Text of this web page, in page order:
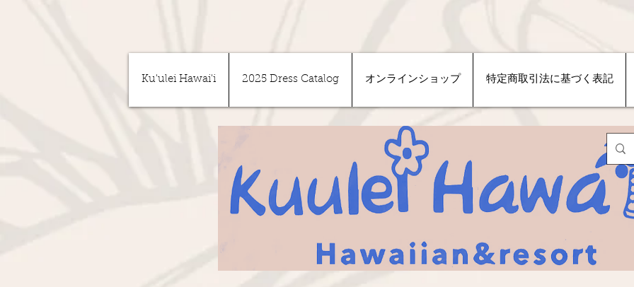
Ku'ulei Hawai'i 2025 Dress Catalog オンラインショップ 特定商取引法に基づく表記